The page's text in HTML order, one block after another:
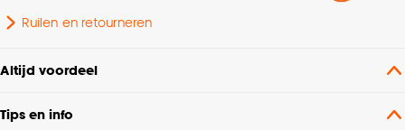
Ruilen en retourneren
Altijd voordeel
Tips en info